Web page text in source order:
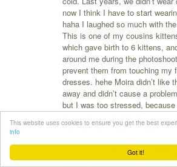
Got it!
This website uses cookies to ensure you get the best
info
now I think I have to start
haha I laughed so much with
This is one of my cousins
which gave birth to 6 kittens,
around me during the
prevent them from touching my
dresses. hehe Moira didn’t like
away and didn’t cause a
but I was too stressed,
that sandwich. hehe It was a
tonight. I’ve heard about these
movies, but I’ve never been to